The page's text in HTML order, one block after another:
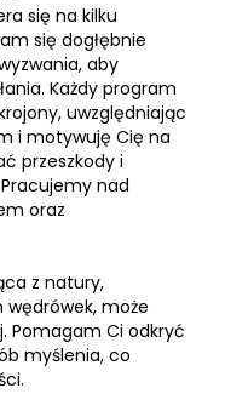
się na kilku
się dogłębnie
aby
Każdy program
uwzględniając
i motywuję Cię na
przeszkody i
nad
oraz
z natury,
wędrówek, może
Pomagam Ci odkryć
myślenia, co